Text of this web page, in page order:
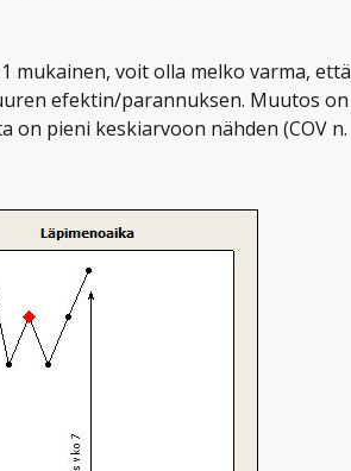
mukainen, voit olla melko varma, että
efektin/parannuksen. Muutos on
on pieni keskiarvoon nähden (COV n.